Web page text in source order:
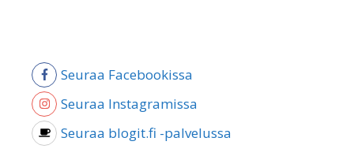
Seuraa Facebookissa
Seuraa Instagramissa
Seuraa blogit.fi -palvelussa